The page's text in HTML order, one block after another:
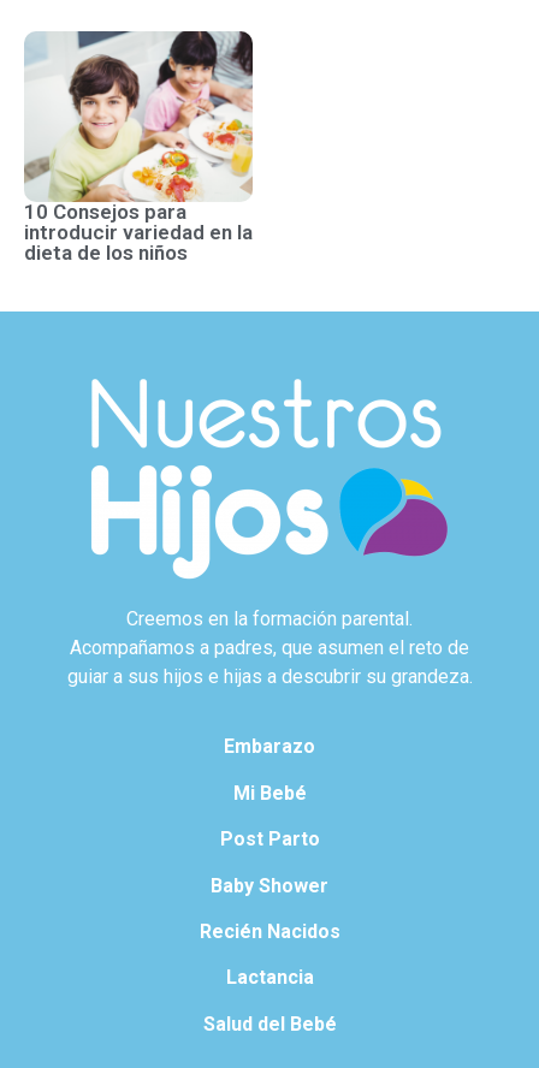
10 Consejos para
introducir variedad en la
dieta de los niños
Creemos en la formación parental.
Acompañamos a padres, que asumen el reto de
guiar a sus hijos e hijas a descubrir su grandeza.
Embarazo
Mi Bebé
Post Parto
Baby Shower
Recién Nacidos
Lactancia
Salud del Bebé